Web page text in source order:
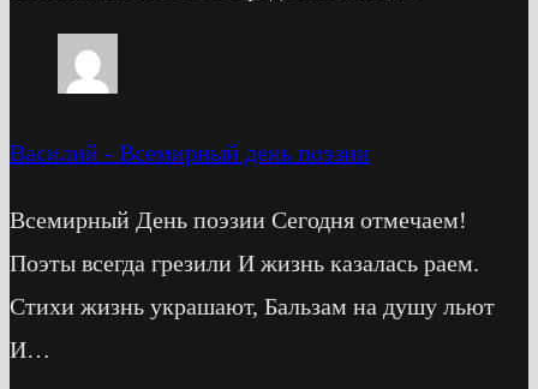
Василий - Всемирный день поэзии
Всемирный День поэзии Сегодня отмечаем!
Поэты всегда грезили И жизнь казалась раем.
Стихи жизнь украшают, Бальзам на душу льют
И…